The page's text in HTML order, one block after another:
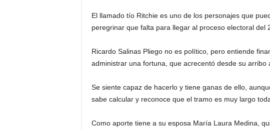
El llamado tío Ritchie es uno de los personajes que
peregrinar que falta para llegar al proceso electoral del
Ricardo Salinas Pliego no es político, pero entiende
administrar una fortuna, que acrecentó desde su arribo
Se siente capaz de hacerlo y tiene ganas de ello,
sabe calcular y reconoce que el tramo es muy largo
Como aporte tiene a su esposa María Laura Medina,